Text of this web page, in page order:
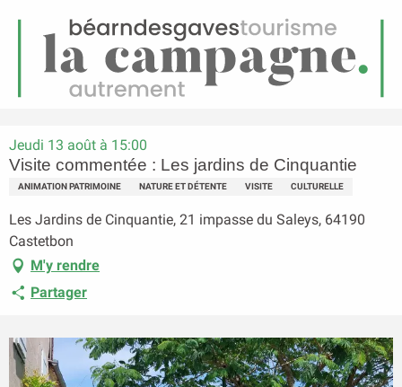
Menu
Visite commentée : Les jardins de Cinquantie
Jeudi 13 août à 15:00
Visite commentée : Les jardins de Cinquantie
ANIMATION PATRIMOINE NATURE ET DÉTENTE VISITE CULTURELLE
Les Jardins de Cinquantie, 21 impasse du Saleys, 64190
Castetbon
M'y rendre
Partager